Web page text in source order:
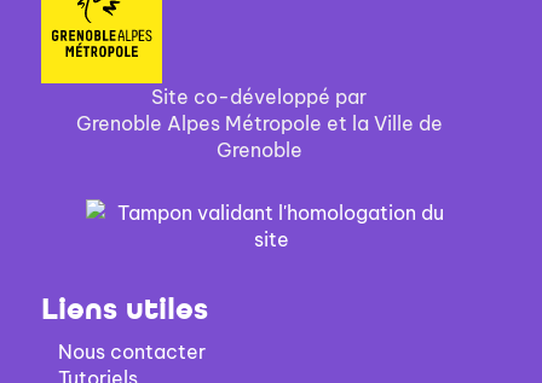
Site co-développé par
Grenoble Alpes Métropole et la Ville de
Grenoble
Liens utiles
Nous contacter
Tutoriels